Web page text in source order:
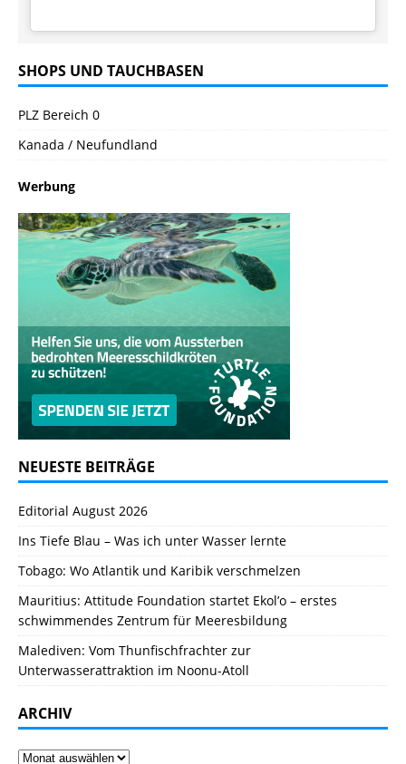
SHOPS UND TAUCHBASEN
PLZ Bereich 0
Kanada / Neufundland
Werbung
NEUESTE BEITRÄGE
Editorial August 2026
Ins Tiefe Blau – Was ich unter Wasser lernte
Tobago: Wo Atlantik und Karibik verschmelzen
Mauritius: Attitude Foundation startet Ekol’o – erstes
schwimmendes Zentrum für Meeresbildung
Malediven: Vom Thunfischfrachter zur
Unterwasserattraktion im Noonu-Atoll
ARCHIV